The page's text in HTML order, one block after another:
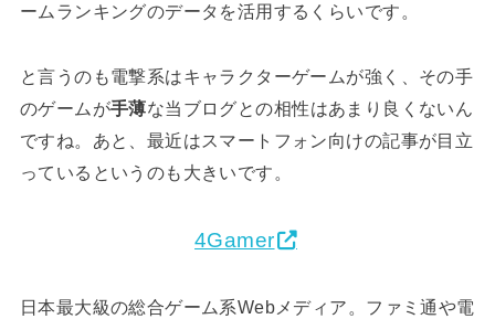
ームランキングのデータを活用するくらいです。
と言うのも電撃系はキャラクターゲームが強く、その手
のゲームが手薄な当ブログとの相性はあまり良くないん
ですね。あと、最近はスマートフォン向けの記事が目立
っているというのも大きいです。
4Gamer
日本最大級の総合ゲーム系Webメディア。ファミ通や電